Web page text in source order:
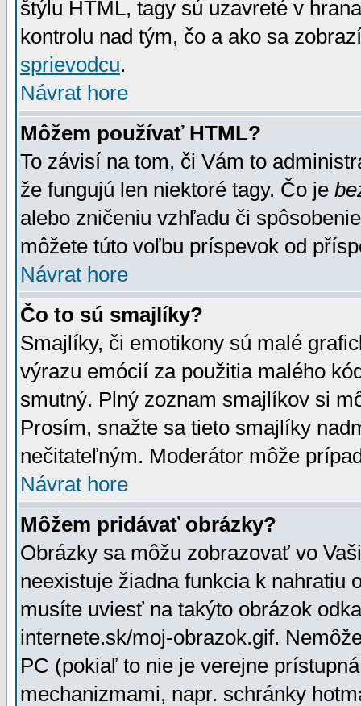
štýlu HTML, tagy sú uzavreté v
kontrolu nad tým, čo a ako sa
sprievodcu.
Návrat hore
Môžem používať HTML?
To závisí na tom, či Vám to
že fungujú len niektoré tagy. Čo je
alebo zničeniu vzhľadu či
môžete túto voľbu príspevok od
Návrat hore
Čo to sú smajlíky?
Smajlíky, či emotikony sú malé
výrazu emócií za použitia malého
smutný. Plný zoznam smajlíkov si
Prosím, snažte sa tieto smajlíky
nečitateľným. Moderátor môže
Návrat hore
Môžem pridávať obrázky?
Obrázky sa môžu zobrazovať vo
neexistuje žiadna funkcia k nahratiu
musíte uviesť na takýto obrázok
internete.sk/moj-obrazok.gif.
PC (pokiaľ to nie je verejne
mechanizmami, napr. schránky